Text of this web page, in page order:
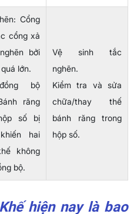
Cổng
cổng xả
bởi
lớn.
bộ
răng
số bị
hai
không
bộ.
Vệ sinh tắc
nghẽn.
Kiểm tra và sửa
chữa/thay thế
bánh răng trong
hộp số.
hiện nay là bao